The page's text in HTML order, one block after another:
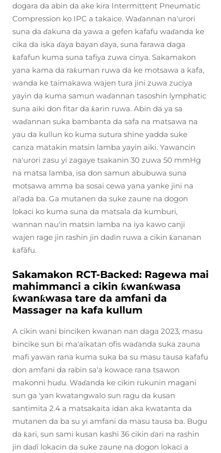
dogara da abin da ake kira Intermittent Pneumatic
Compression ko IPC a takaice. Waɗannan na'urori
suna da ɗakuna da yawa a gefen kafafu waɗanda ke
cika da iska ɗaya bayan ɗaya, suna farawa daga
ƙafafun kuma suna tafiya zuwa cinya. Sakamakon
yana kama da raƙuman ruwa da ke motsawa a kafa,
wanda ke taimakawa wajen tura jini zuwa zuciya
yayin da kuma samun waɗannan tasoshin lymphatic
suna aiki don fitar da ƙarin ruwa. Abin da ya sa
waɗannan suka bambanta da safa na matsawa na
yau da kullun ko kuma sutura shine yadda suke
canza matakin matsin lamba yayin aiki. Yawancin
na'urori zasu yi zagaye tsakanin 30 zuwa 50 mmHg
na matsa lamba, isa don samun abubuwa suna
motsawa amma ba sosai cewa yana yanke jini na
al'ada ba. Ga mutanen da suke zaune na dogon
lokaci ko kuma suna da matsala da kumburi,
wannan nau'in matsin lamba na iya kawo canji
wajen rage jin rashin jin daɗin ruwa a cikin ƙananan
ƙafãfu.
Sakamakon RCT-Backed: Ragewa mai
mahimmanci a cikin ƙwanƙwasa
ƙwanƙwasa tare da amfani da
Massager na kafa kullum
A cikin wani binciken kwanan nan daga 2023, masu
bincike sun bi ma'aikatan ofis waɗanda suka zauna
mafi yawan rana kuma suka ba su masu tausa kafafu
don amfani da rabin sa'a kowace rana tsawon
makonni huɗu. Waɗanda ke cikin rukunin magani
sun ga 'yan kwatangwalo sun ragu da kusan
santimita 2.4 a matsakaita idan aka kwatanta da
mutanen da ba su yi amfani da masu tausa ba. Bugu
da ƙari, sun sami kusan kashi 36 cikin ɗari na rashin
jin daɗi lokacin da suke zaune na dogon lokaci a